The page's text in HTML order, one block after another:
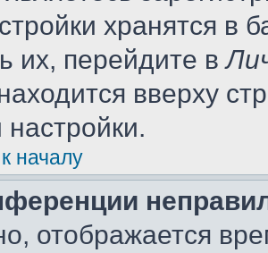
хранятся в
их, перейдите в
вверху
настройки.
началу
отображается